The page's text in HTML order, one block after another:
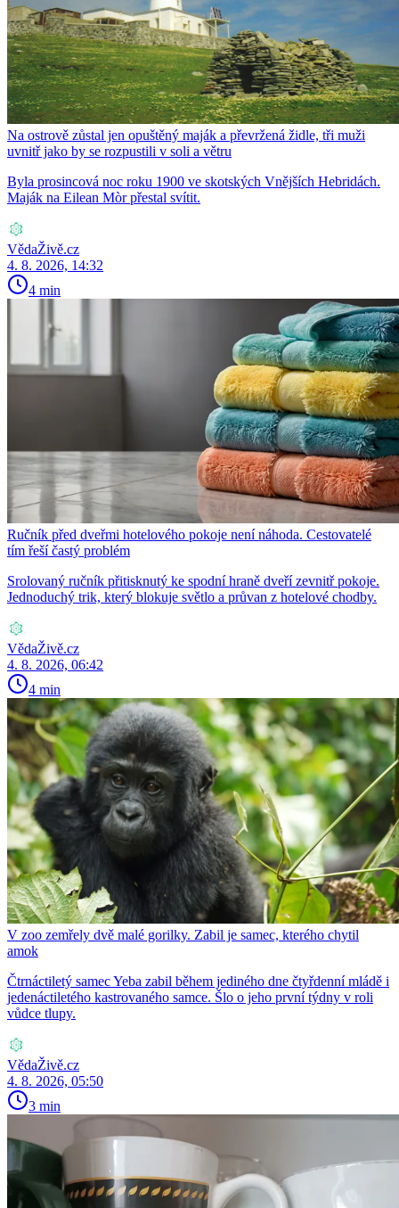
Na ostrově zůstal jen opuštěný maják a převržená židle, tři muži
uvnitř jako by se rozpustili v soli a větru
Byla prosincová noc roku 1900 ve skotských Vnějších Hebridách.
Maják na Eilean Mòr přestal svítit.
VědaŽivě.cz
4. 8. 2026, 14:32
4 min
Ručník před dveřmi hotelového pokoje není náhoda. Cestovatelé
tím řeší častý problém
Srolovaný ručník přitisknutý ke spodní hraně dveří zevnitř pokoje.
Jednoduchý trik, který blokuje světlo a průvan z hotelové chodby.
VědaŽivě.cz
4. 8. 2026, 06:42
4 min
V zoo zemřely dvě malé gorilky. Zabil je samec, kterého chytil
amok
Čtrnáctiletý samec Yeba zabil během jediného dne čtyřdenní mládě i
jedenáctiletého kastrovaného samce. Šlo o jeho první týdny v roli
vůdce tlupy.
VědaŽivě.cz
4. 8. 2026, 05:50
3 min